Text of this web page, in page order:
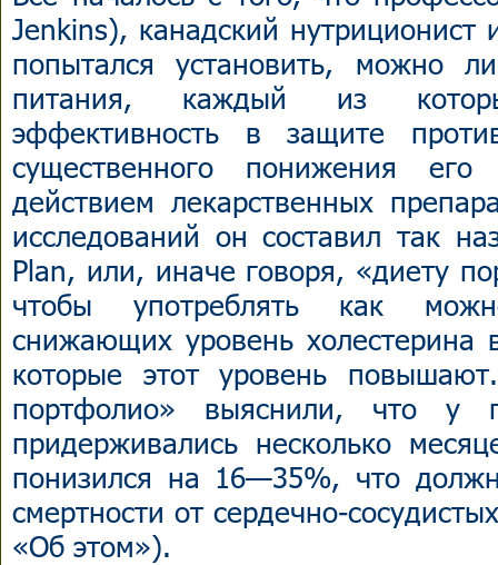
Jenkins), канадский нутриционист
попытался установить, можно
питания, каждый из
эффективность в защите
существенного понижения
действием лекарственных
исследований он составил так
Plan, или, иначе говоря, «диету
чтобы употреблять как
снижающих уровень холестерина
которые этот уровень
портфолио» выяснили, что у
придерживались несколько
понизился на 16—35%, что
смертности от сердечно-
«Об этом»).